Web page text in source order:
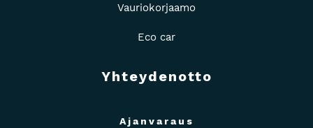
Vauriokorjaamo
Eco car
Yhteydenotto
Ajanvaraus